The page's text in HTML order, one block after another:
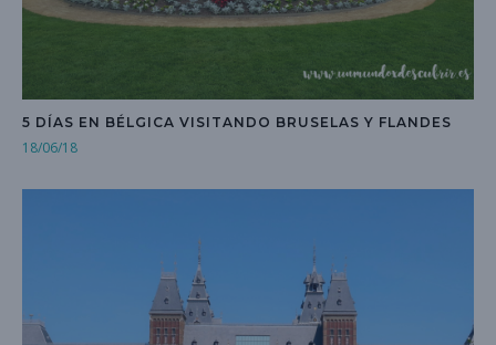
5 DÍAS EN BÉLGICA VISITANDO BRUSELAS Y FLANDES
18/06/18